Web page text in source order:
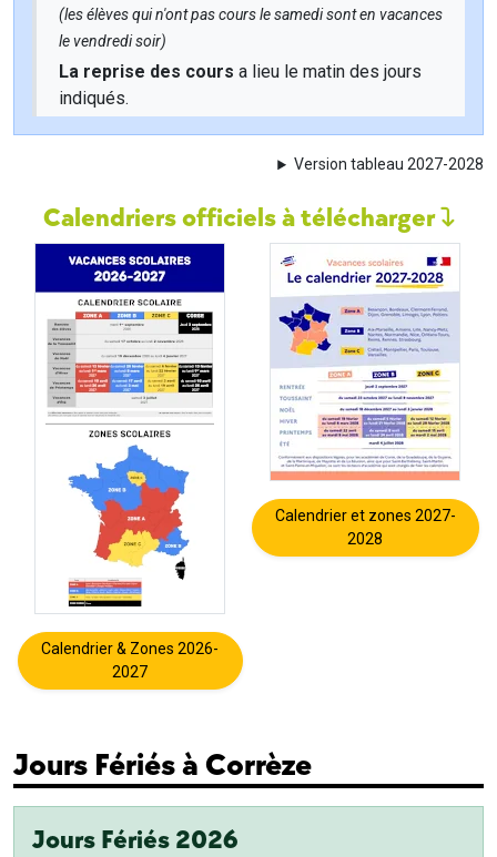
(les élèves qui n'ont pas cours le samedi sont en vacances
le vendredi soir)
La reprise des cours a lieu le matin des jours
indiqués.
Version tableau 2027-2028
Calendriers officiels à télécharger
Calendrier & Zones 2026-
2027
Calendrier et zones 2027-
2028
Jours Fériés à Corrèze
Jours Fériés 2026